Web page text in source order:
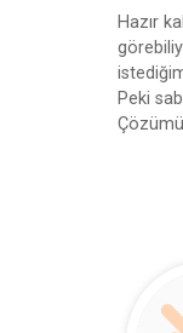
Hazır
Peki